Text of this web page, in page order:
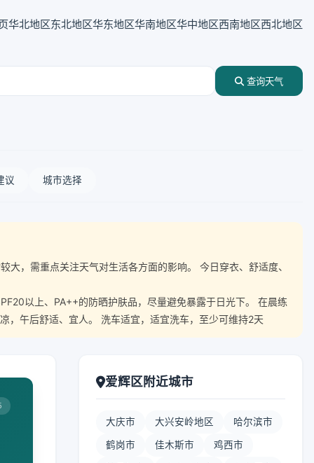
华北地区东北地区华东地区华南地区华中地区西南地区西北地区
查询天气
议 城市选择
，需重点关注天气对生活各方面的影响。 今日穿衣、舒适度、
以上、PA++的防晒护肤品，尽量避免暴露于日光下。 在晨练
，午后舒适、宜人。 洗车适宜，适宜洗车，至少可维持2天
爱辉区附近城市
大庆市 大兴安岭地区 哈尔滨市
鹤岗市 佳木斯市 鸡西市